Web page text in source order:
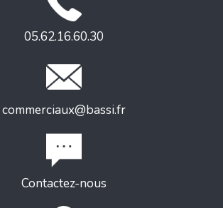
05.62.16.60.30
commerciaux@bassi.fr
Contactez-nous